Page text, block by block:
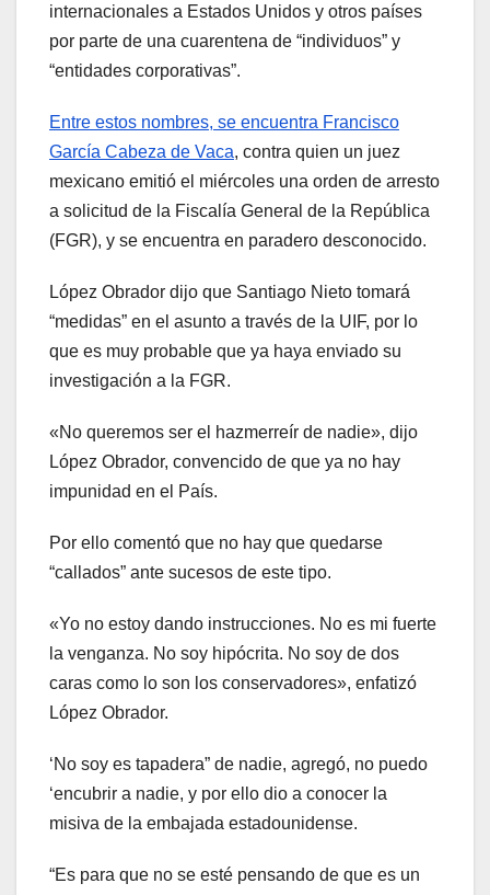
internacionales a Estados Unidos y otros países
por parte de una cuarentena de “individuos” y
“entidades corporativas”.
Entre estos nombres, se encuentra Francisco
García Cabeza de Vaca, contra quien un juez
mexicano emitió el miércoles una orden de arresto
a solicitud de la Fiscalía General de la República
(FGR), y se encuentra en paradero desconocido.
López Obrador dijo que Santiago Nieto tomará
“medidas” en el asunto a través de la UIF, por lo
que es muy probable que ya haya enviado su
investigación a la FGR.
«No queremos ser el hazmerreír de nadie», dijo
López Obrador, convencido de que ya no hay
impunidad en el País.
Por ello comentó que no hay que quedarse
“callados” ante sucesos de este tipo.
«Yo no estoy dando instrucciones. No es mi fuerte
la venganza. No soy hipócrita. No soy de dos
caras como lo son los conservadores», enfatizó
López Obrador.
‘No soy es tapadera” de nadie, agregó, no puedo
‘encubrir a nadie, y por ello dio a conocer la
misiva de la embajada estadounidense.
“Es para que no se esté pensando de que es un